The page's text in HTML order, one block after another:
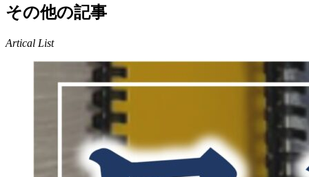
その他の記事
Artical List